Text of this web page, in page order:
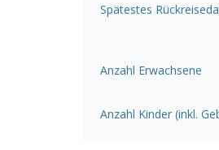
Spätestes
Anzahl Erwachsene
Anzahl Kinder (inkl.